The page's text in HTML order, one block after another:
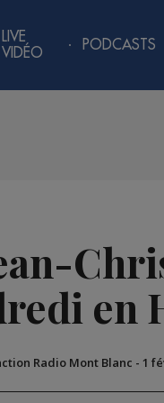
LIVE
VIDÉO
PODCASTS
en
Radio Mont Blanc - 1